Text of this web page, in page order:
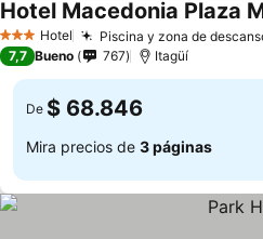
3 Estrellas
Hotel Piscina y zona de
Hotel Macedonia Plaza
7,7 Bueno 767 Itagüí
De $ 68.846
Mira precios de 3 páginas